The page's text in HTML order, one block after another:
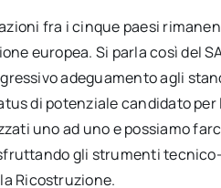
fra i cinque paesi
europea. Si parla così del
adeguamento agli
di potenziale candidato per
uno ad uno e possiamo
gli strumenti
Ricostruzione.